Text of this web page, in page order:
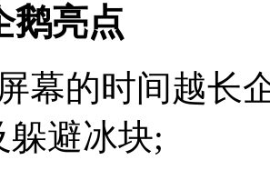
鹅亮点
幕的时间越长
躲避冰块;